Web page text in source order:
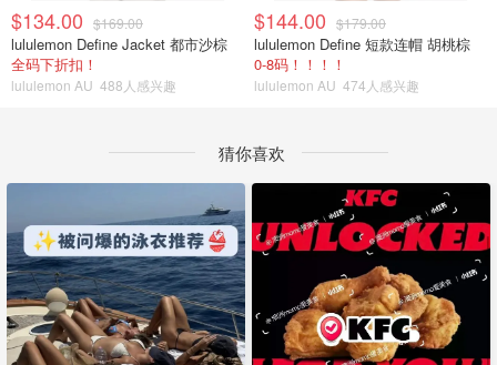
$134.00 $169.00
lululemon Define Jacket 都市沙棕
全码下折扣！
lululemon AU 488人感兴趣
$144.00 $179.00
lululemon Define 短款连帽 胡桃棕
0-8码！！！！
lululemon AU 474人感兴趣
猜你喜欢